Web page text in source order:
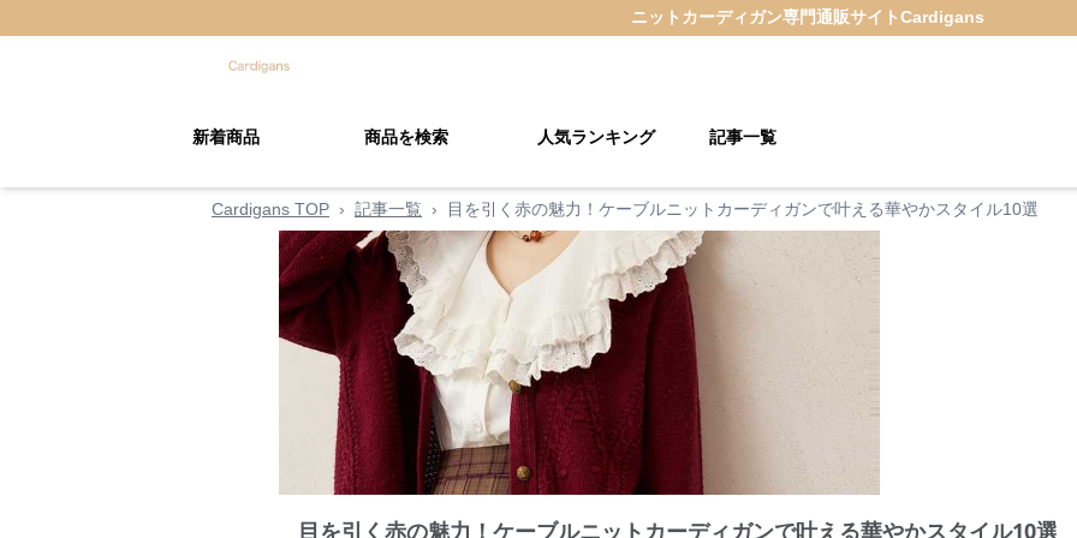
ニットカーディガン専門通販サイトCardigans
新着商品 商品を検索 人気ランキング 記事一覧
Cardigans TOP › 記事一覧 › 目を引く赤の魅力！ケーブルニットカーディガンで叶える華やかスタイル10選
目を引く赤の魅力！ケーブルニットカーディガンで叶える華やかスタイル10選